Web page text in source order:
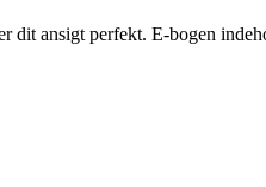
dit ansigt perfekt. E-bogen